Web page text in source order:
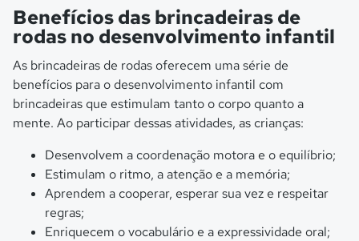
Benefícios das brincadeiras de
rodas no desenvolvimento infantil
As brincadeiras de rodas oferecem uma série de
benefícios para o desenvolvimento infantil com
brincadeiras que estimulam tanto o corpo quanto a
mente. Ao participar dessas atividades, as crianças:
Desenvolvem a coordenação motora e o equilíbrio;
Estimulam o ritmo, a atenção e a memória;
Aprendem a cooperar, esperar sua vez e respeitar
regras;
Enriquecem o vocabulário e a expressividade oral;